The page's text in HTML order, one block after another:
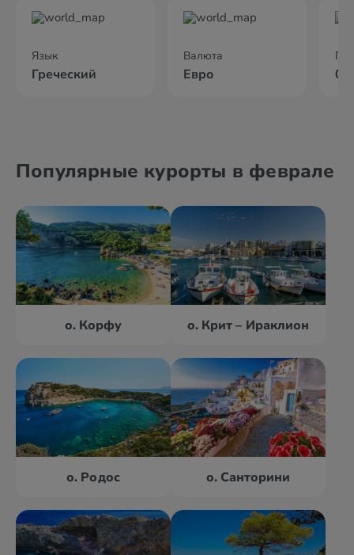
Язык
Греческий
Валюта
Евро
Популярные курорты в феврале
о. Корфу о. Крит – Ираклион
о. Родос о. Санторини